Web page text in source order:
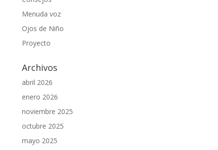
Menuda voz
Ojos de Niño
Proyecto
Archivos
abril 2026
enero 2026
noviembre 2025
octubre 2025
mayo 2025